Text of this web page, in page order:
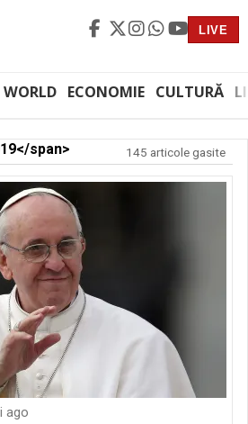
LIVE
WORLD ECONOMIE CULTURĂ
span> 145 articole gasite
ago